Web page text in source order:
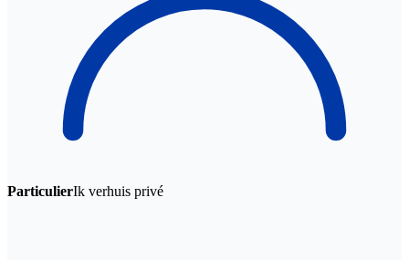
ParticulierIk verhuis privé